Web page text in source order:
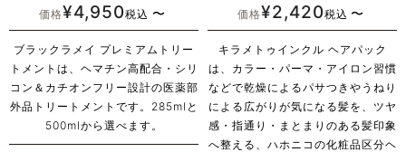
価格¥4,950税込 〜
ブラックラメイ プレミアムトリー
トメントは、ヘマチン高配合・シリ
コン＆カチオンフリー設計の医薬部
外品トリートメントです。285mlと
500mlから選べます。
価格¥2,420税込 〜
キラメトゥインクル ヘアパック
は、カラー・パーマ・アイロン習慣
などで乾燥によるパサつきやうねり
による広がりが気になる髪を、ツヤ
感・指通り・まとまりのある髪印象
へ整える、ハホニコの化粧品区分ヘ